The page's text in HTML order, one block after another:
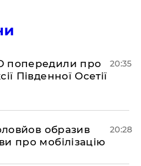
попередили про
Південної Осетії
20:35
образив
про мобілізацію
20:28